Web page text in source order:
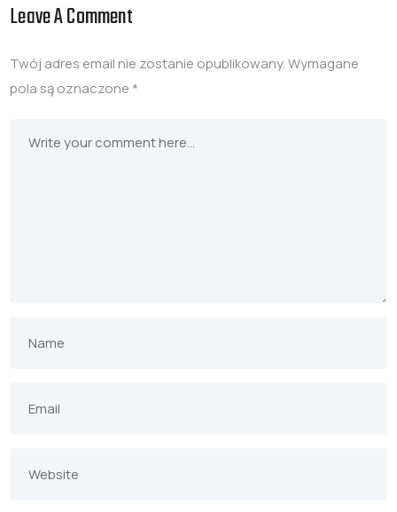
Leave A Comment
Twój adres email nie zostanie opublikowany. Wymagane
pola są oznaczone *